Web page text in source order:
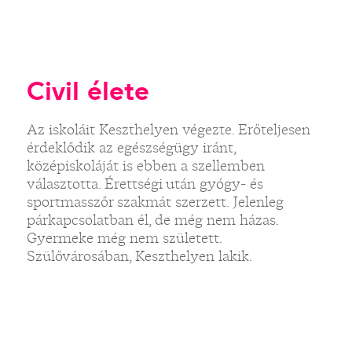
Civil élete
Az iskoláit Keszthelyen végezte. Erőteljesen
érdeklődik az egészségügy iránt,
középiskoláját is ebben a szellemben
választotta. Érettségi után gyógy- és
sportmasszőr szakmát szerzett. Jelenleg
párkapcsolatban él, de még nem házas.
Gyermeke még nem született.
Szülővárosában, Keszthelyen lakik.